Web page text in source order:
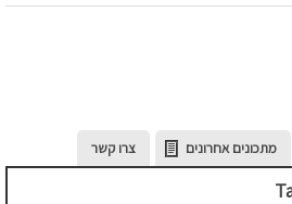
מתכונים אחרונים צרו קשר